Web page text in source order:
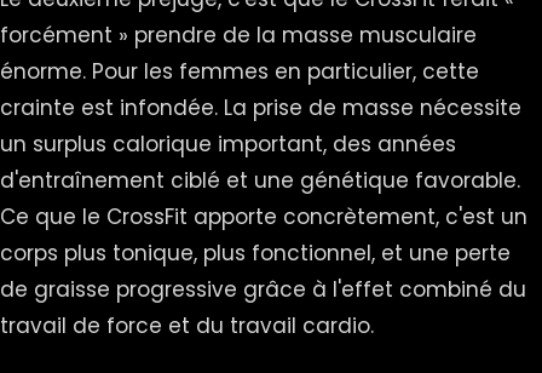
forcément » prendre de la masse musculaire
énorme. Pour les femmes en particulier, cette
crainte est infondée. La prise de masse nécessite
un surplus calorique important, des années
d'entraînement ciblé et une génétique favorable.
Ce que le CrossFit apporte concrètement, c'est un
corps plus tonique, plus fonctionnel, et une perte
de graisse progressive grâce à l'effet combiné du
travail de force et du travail cardio.